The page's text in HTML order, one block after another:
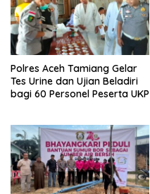
Polres Aceh Tamiang Gelar
Tes Urine dan Ujian Beladiri
bagi 60 Personel Peserta UKP